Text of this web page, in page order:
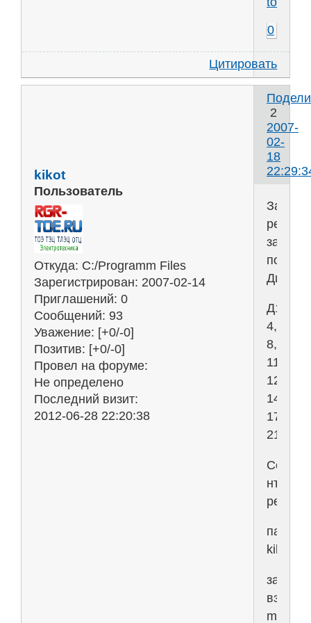
0
Цитировать
2
2007-
02-
18
kikot
Пользователь
Откуда: C:/Programm Files
Зарегистрирован: 2007-02-14
Приглашений: 0
Сообщений: 93
Уважение: [+0/-0]
Позитив: [+0/-0]
Провел на форуме:
Не определено
Последний визит:
2012-06-28 22:20:38
Залил
задач
по
Д10(2,
4,
8,
11,
12,
14,
17,
21)
Ссылка
нттр://
kikot
задачи
взяты